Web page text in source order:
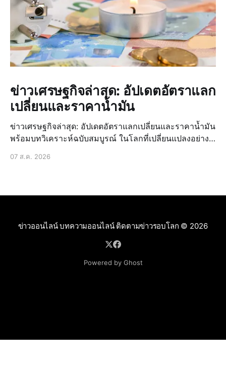
ข่าวเศรษฐกิจล่าสุด: อัปเดตอัตราแลก
เปลี่ยนและราคาน้ำมัน
ข่าวเศรษฐกิจล่าสุด: อัปเดตอัตราแลกเปลี่ยนและราคาน้ำมัน
พร้อมบทวิเคราะห์ฉบับสมบูรณ์ ในโลกที่เปลี่ยนแปลงอย่าง
07 ส.ค. 2026
ข่าวออนไลน์ บทความออนไลน์ ติดตามข่าวรอบโลก © 2026
Powered by Ghost